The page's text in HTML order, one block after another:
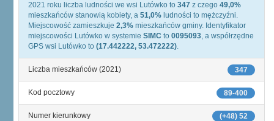
2021 roku liczba ludności we wsi Lutówko to 347 z czego 49,0%
mieszkańców stanowią kobiety, a 51,0% ludności to mężczyźni.
Miejscowość zamieszkuje 2,3% mieszkańców gminy. Identyfikator
miejscowości Lutówko w systemie SIMC to 0095093, a współrzędne
GPS wsi Lutówko to (17.442222, 53.472222).
347
Liczba mieszkańców (2021)
89-400
Kod pocztowy
(+48) 52
Numer kierunkowy